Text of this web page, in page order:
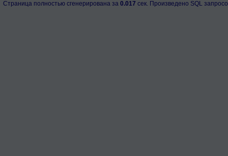
Страница полностью сгенерирована за 0.017 сек. Произведено SQL